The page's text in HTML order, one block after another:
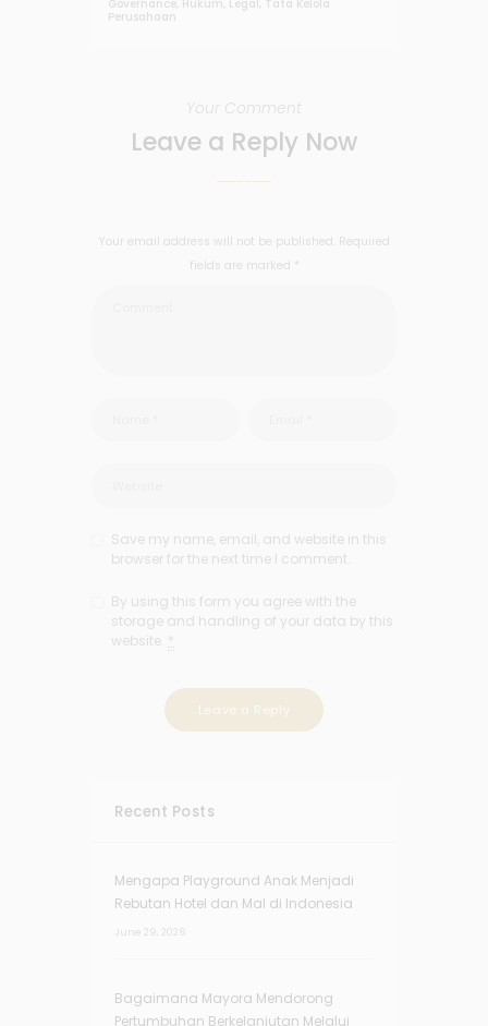
Governance Hukum Legal
Tata Kelola
Perusahaan
Your Comment
Leave a Reply Now
Your email address will not be published. Required
fields are marked *
Save my name, email, and website in this
browser for the next time I comment.
By using this form you agree with the
storage and handling of your data by this
website. *
Recent Posts
Mengapa Playground Anak Menjadi
Rebutan Hotel dan Mal di Indonesia
June 29, 2026
Bagaimana Mayora Mendorong
Pertumbuhan Berkelanjutan Melalui